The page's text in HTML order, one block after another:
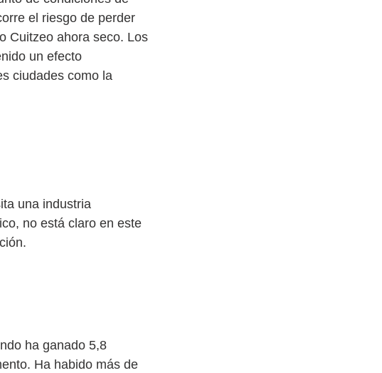
el riesgo de perder
Cuitzeo ahora seco. Los
un efecto
ciudades como la
una industria
no está claro en este
ha ganado 5,8
Ha habido más de